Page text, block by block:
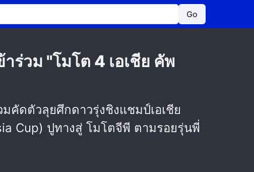
Go
วม "โมโต 4 เอเชีย คัพ
คัดตัวลุยศึกดาวรุ่งชิงแชมป์เอเชีย
Cup) ปูทางสู่ โมโตจีพี ตามรอยรุ่นพี่